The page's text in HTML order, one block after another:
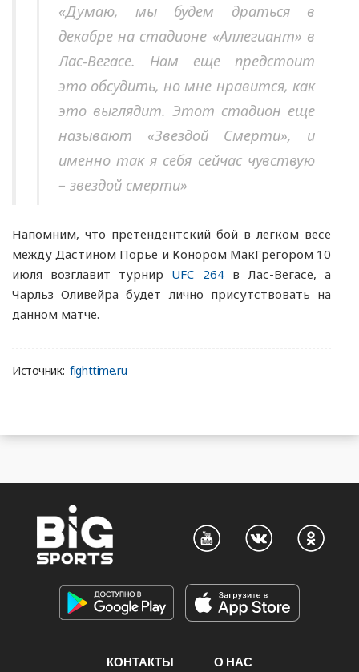
«Думаю, мы будем драться в
декабре на стадионе «Аллегиант» в
Лас-Вегасе. Нам еще предстоит
это обсудить, но мне нравится, как
это выглядит. Этот стадион еще
называют «Звездой Смерти», и
именно так я себя сейчас чувствую
– звездой смерти»
Напомним, что претендентский бой в легком весе
между Дастином Порье и Конором МакГрегором 10
июля возглавит турнир UFC 264в Лас-Вегасе, а
Чарльз Оливейра будет лично присутствовать на
данном матче.
Источник: fighttime.ru
КОНТАКТЫ О НАС